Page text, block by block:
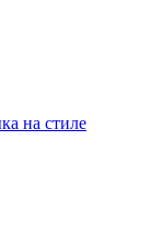
на стиле